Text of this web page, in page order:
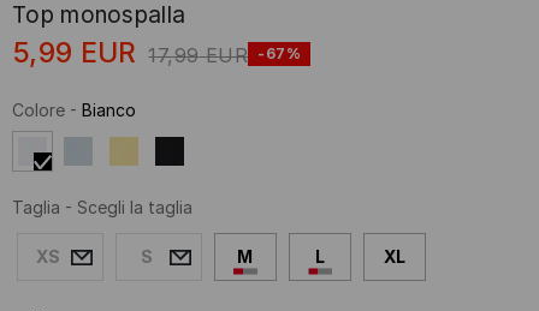
Top monospalla
5,99 EUR 17,99 EUR -67%
Colore - Bianco
Taglia - Scegli la taglia
XS S M L XL